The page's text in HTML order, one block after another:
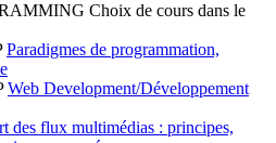
Choix de cours dans le
Paradigmes de programmation,
Web Development/Développement
des flux multimédias : principes,